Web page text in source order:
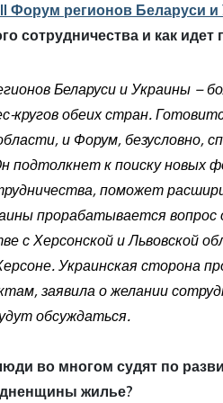
Форум регионов Беларуси и
сотрудничества и как
Беларуси и Украины –
кругов обеих стран.
и Форум, безусловно,
к поиску новых
поможет
прорабатывается вопрос
с Херсонской и Львовской
Украинская сторона
заявила о желании
обсуждаться.
во многом судят по
жилье?